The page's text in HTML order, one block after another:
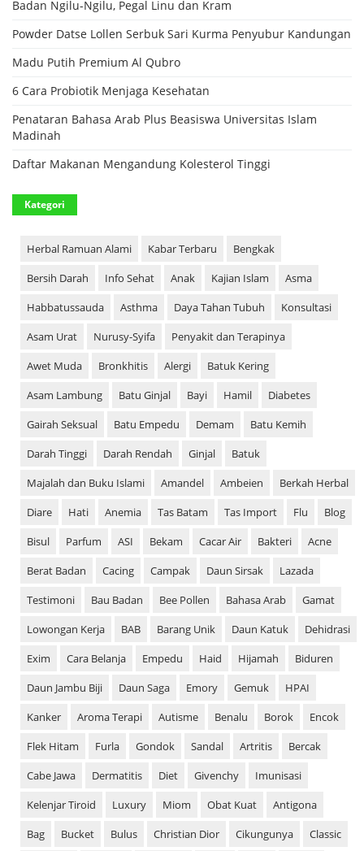
Badan Ngilu-Ngilu, Pegal Linu dan Kram
Powder Datse Lollen Serbuk Sari Kurma Penyubur Kandungan
Madu Putih Premium Al Qubro
6 Cara Probiotik Menjaga Kesehatan
Penataran Bahasa Arab Plus Beasiswa Universitas Islam
Madinah
Daftar Makanan Mengandung Kolesterol Tinggi
Kategori
Herbal Ramuan Alami Kabar Terbaru
Bengkak
Bersih Darah
Info Sehat Anak Kajian Islam
Asma
Habbatussauda
Asthma Daya Tahan Tubuh
Konsultasi
Asam Urat
Nurusy-Syifa
Penyakit dan Terapinya
Awet Muda
Bronkhitis Alergi
Batuk Kering
Asam Lambung
Batu Ginjal Bayi Hamil
Diabetes
Gairah Seksual
Batu Empedu Demam
Batu Kemih
Darah Tinggi
Darah Rendah Ginjal
Batuk
Majalah dan Buku Islami
Amandel Ambeien
Berkah Herbal
Diare
Hati Anemia Tas Batam Tas Import Flu
Blog
Bisul
Parfum ASI Bekam Cacar Air Bakteri
Acne
Berat Badan
Cacing Campak Daun Sirsak
Lazada
Testimoni
Bau Badan Bee Pollen Bahasa Arab
Gamat
Lowongan Kerja
BAB Barang Unik Daun Katuk
Dehidrasi
Exim
Cara Belanja Empedu Haid Hijamah
Biduren
Daun Jambu Biji
Daun Saga Emory Gemuk
HPAI
Kanker
Aroma Terapi Autisme Benalu Borok
Encok
Flek Hitam
Furla Gondok Sandal Artritis
Bercak
Cabe Jawa
Dermatitis Diet Givenchy
Imunisasi
Kelenjar Tiroid
Luxury Miom Obat Kuat
Antigona
Bag
Bucket Bulus Christian Dior Cikungunya Classic